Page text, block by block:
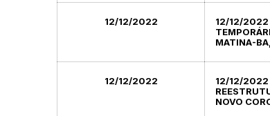
12/12/2022
12/12/2022
MATINA-
12/12/2022
12/12/2022
NOVO